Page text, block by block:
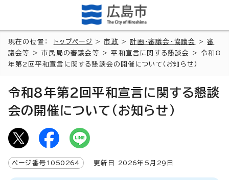
現在の位置： トップページ >市政 >計画・審議会・協議会 >審
議会等
>市民局の審議会等 >平和宣言に関する懇談会
> 令和8
年第2回平和宣言に関する懇談会の開催について（お知らせ）
令和8年第2回平和宣言に関する懇談
会の開催について（お知らせ）
ページ番号 1050264 更新日 2026年5月 29 日